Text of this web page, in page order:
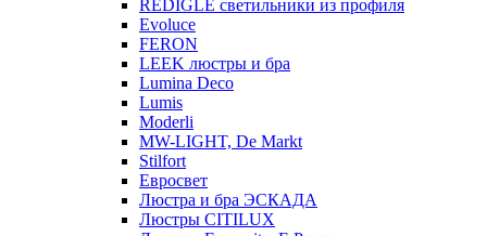
REDIGLE светильники из профиля
Evoluce
FERON
LEEK люстры и бра
Lumina Deco
Lumis
Moderli
MW-LIGHT, De Markt
Stilfort
Евросвет
Люстра и бра ЭСКАДА
Люстры CITILUX